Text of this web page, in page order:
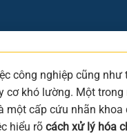
công nghiệp cũng
cơ khó lường. Một
một cấp cứu nhãn
hiểu rõ cách xử lý hóa